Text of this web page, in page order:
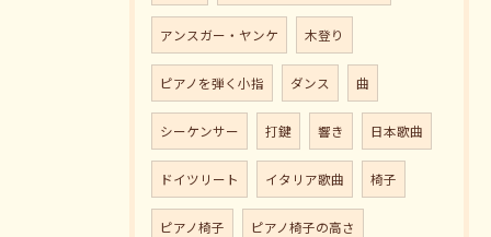
アンスガー・ヤンケ 木登り
ピアノを弾く小指 ダンス 曲
シーケンサー 打鍵 響き 日本歌曲
ドイツリート イタリア歌曲 椅子
ピアノ椅子 ピアノ椅子の高さ